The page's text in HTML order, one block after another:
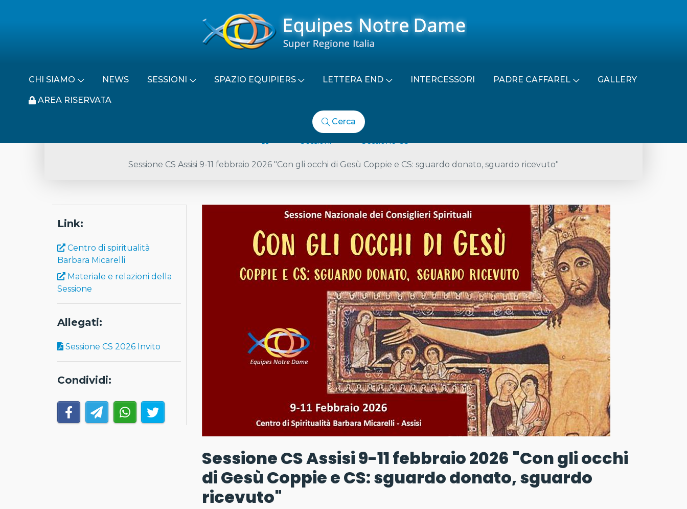
CHI SIAMO NEWS SESSIONI SPAZIO EQUIPIERS LETTERA END INTERCESSORI PADRE CAFFAREL GALLERY
AREA RISERVATA
Cerca
Sessioni
Sessione CS
Sessione CS Assisi 9-11 febbraio 2026 "Con gli occhi di Gesù Coppie e CS: sguardo donato, sguardo ricevuto"
Link:
Centro di spiritualità
Barbara Micarelli
Materiale e relazioni della
Sessione
Allegati:
Sessione CS 2026 Invito
Condividi:
Sessione CS Assisi 9-11 febbraio 2026 "Con gli occhi
di Gesù Coppie e CS: sguardo donato, sguardo
ricevuto"